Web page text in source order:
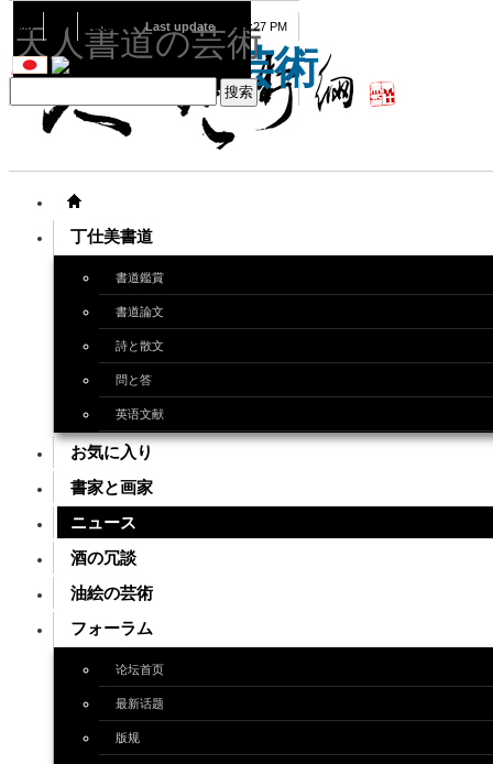
天人書道の芸術
丁仕美書道
書道鑑賞
書道論文
詩と散文
問と答
英语文献
お気に入り
書家と画家
ニュース
酒の冗談
油絵の芸術
フォーラム
论坛首页
最新话题
版规
08 09 2026 Last update 08:15:27 PM
天人書道の芸術